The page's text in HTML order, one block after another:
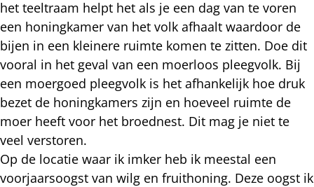
het teeltraam helpt het als je een dag van te voren
een honingkamer van het volk afhaalt waardoor de
bijen in een kleinere ruimte komen te zitten. Doe dit
vooral in het geval van een moerloos pleegvolk. Bij
een moergoed pleegvolk is het afhankelijk hoe druk
bezet de honingkamers zijn en hoeveel ruimte de
moer heeft voor het broednest. Dit mag je niet te
veel verstoren.
Op de locatie waar ik imker heb ik meestal een
voorjaarsoogst van wilg en fruithoning. Deze oogst ik